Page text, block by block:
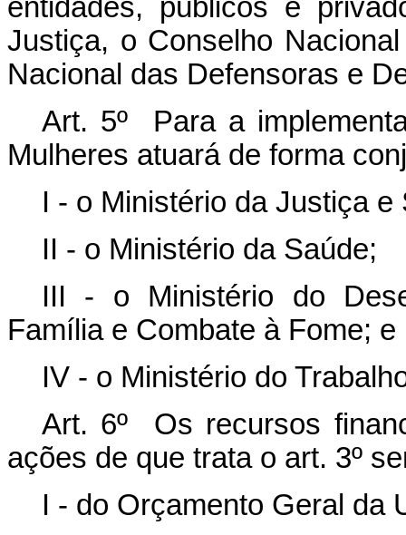
entidades, públicos e
Justiça, o Conselho
Nacional das Defensoras e
Art. 5º Para a
Mulheres atuará de forma
I - o Ministério da Justiça
II - o Ministério da Saúde;
III - o Ministério do
Família e Combate à Fome; e
IV - o Ministério do
Art. 6º Os recursos
ações de que trata o art. 3º
I - do Orçamento Geral da